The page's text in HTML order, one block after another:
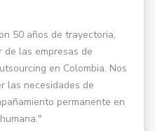
50 años de trayectoria,
las empresas de
en Colombia. Nos
las necesidades de
permanente en